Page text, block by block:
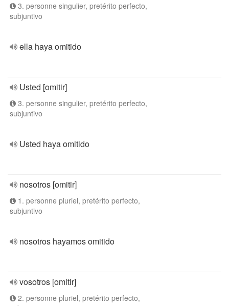
3. personne singulier, pretérito perfecto,
subjuntivo
ella haya omitido
Usted [omitir]
3. personne singulier, pretérito perfecto,
subjuntivo
Usted haya omitido
nosotros [omitir]
1. personne pluriel, pretérito perfecto,
subjuntivo
nosotros hayamos omitido
vosotros [omitir]
2. personne pluriel, pretérito perfecto,